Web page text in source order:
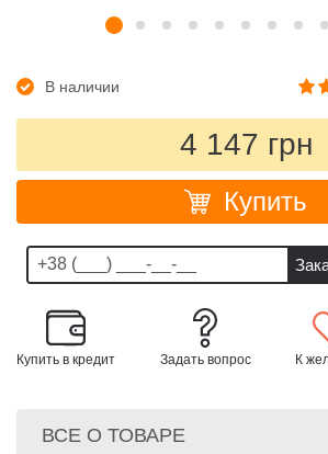
В наличии
4 147 грн
Купить
Купить в кредит Задать вопрос К
ВСЕ О ТОВАРЕ